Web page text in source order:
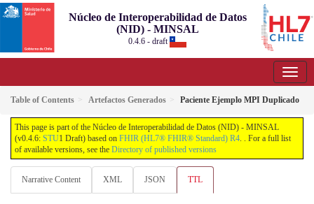
Núcleo de Interoperabilidad de Datos
(NID) - MINSAL
0.4.6 - draft
Table of Contents Artefactos Generados Paciente Ejemplo MPI Duplicado
This page is part of the Núcleo de Interoperabilidad de Datos (NID) - MINSAL
(v0.4.6: STU1 Draft) based on FHIR (HL7® FHIR® Standard) R4. . For a full list
of available versions, see the Directory of published versions
Narrative Content XML JSON TTL